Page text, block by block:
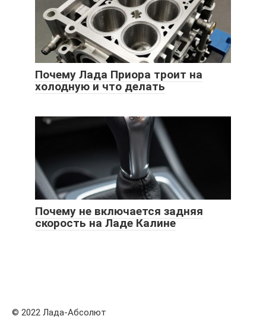
Почему Лада Приора троит на
холодную и что делать
Почему не включается задняя
скорость на Ладе Калине
© 2022 Лада-Абсолют